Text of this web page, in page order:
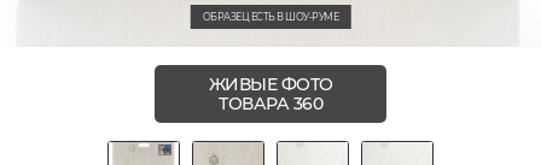
ОБРАЗЕЦ ЕСТЬ В ШОУ-РУМЕ
ЖИВЫЕ ФОТО
ТОВАРА 360